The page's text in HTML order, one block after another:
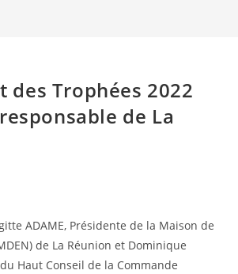
des Trophées 2022
de La
ADAME, Présidente de la Maison de
de La Réunion et Dominique
Haut Conseil de la Commande